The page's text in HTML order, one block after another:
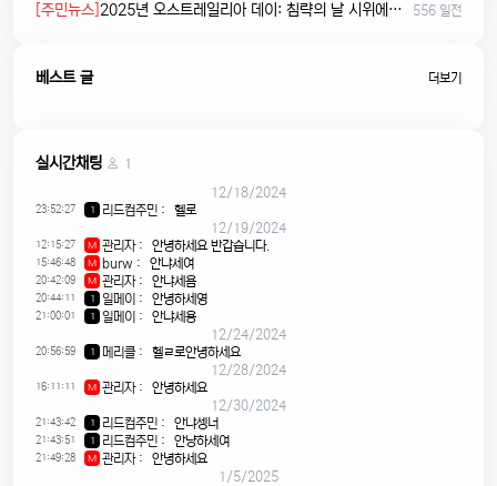
[주민뉴스] 2025년 오스트레일리아 데이: 침략의 날 시위에서 시민권 선서, 피크닉까지 556 일전
베스트 글 더보기
실시간채팅
1
12/18/2024
23:52:27 1 리드컴주민 :
헬로
12/19/2024
12:15:27 M 관리자: 안녕하세요 반갑습니다.
15:46:48 M burw : 안냐세여
20:42:09 M 관리자: 안냐세욤
20:44:11 1 일메이 : 안녕하세영
21:00:01 1 일메이 :
안냐세용
12/24/2024
20:56:59 1 메리클:
헬ㄹ로안녕하세요
12/28/2024
16:11:11 M 관리자:
안녕하세요
12/30/2024
21:43:42 1 리드컴주민 : 안냐셍너
21:43:51 1 리드컴주민 : 안냥하세여
21:49:28 M 관리자:
안녕하세요
1/5/2025